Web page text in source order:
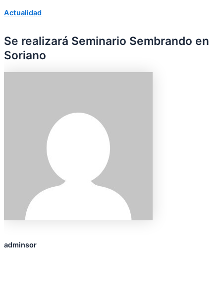
Actualidad
Se realizará Seminario Sembrando en
Soriano
adminsor